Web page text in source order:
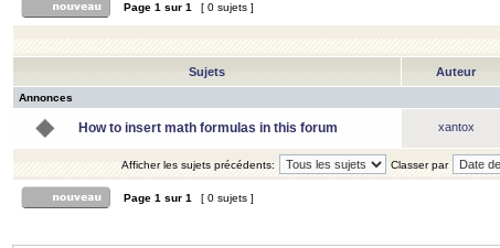
Page 1 sur 1 [ 0 sujets ]
Sujets Auteur
Annonces
How to insert math formulas in this forum xantox
Afficher les sujets précédents: Classer par
Page 1 sur 1 [ 0 sujets ]